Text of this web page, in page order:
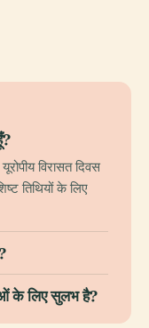
विरासत दिवस
तिथियों के लिए
के लिए सुलभ है?